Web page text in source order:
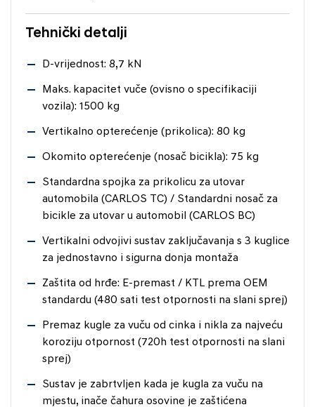
Tehnički detalji
D-vrijednost: 8,7 kN
Maks. kapacitet vuče (ovisno o specifikaciji
vozila): 1500 kg
Vertikalno opterećenje (prikolica): 80 kg
Okomito opterećenje (nosač bicikla): 75 kg
Standardna spojka za prikolicu za utovar
automobila (CARLOS TC) / Standardni nosač za
bicikle za utovar u automobil (CARLOS BC)
Vertikalni odvojivi sustav zaključavanja s 3 kuglice
za jednostavno i sigurna donja montaža
Zaštita od hrđe: E-premast / KTL prema OEM
standardu (480 sati test otpornosti na slani sprej)
Premaz kugle za vuču od cinka i nikla za najveću
koroziju otpornost (720h test otpornosti na slani
sprej)
Sustav je zabrtvljen kada je kugla za vuču na
mjestu, inače čahura osovine je zaštićena